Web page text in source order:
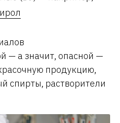
— а значит, опасной —
продукцию,
спирты, растворители